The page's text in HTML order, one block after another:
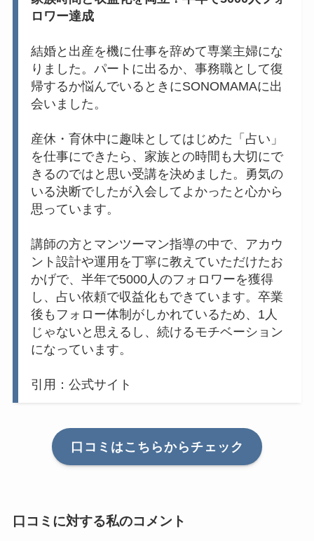
ロワー達成
結婚と出産を機に仕事を辞めて専業主婦にな
りました。パートに出るか、事務職として復
帰するか悩んでいるときにSONOMAMAに出
会いました。
産休・育休中に趣味としてはじめた「占い」
を仕事にできたら、家族との時間も大切にで
きるのではと思い受講を決めました。勇気の
いる決断でしたが入会してよかったと心から
思っています。
講師の方とマンツーマン指導の中で、アカウ
ント設計や運用を丁寧に教えていただけたお
かげで、半年で5000人のフォロワーを獲得
し、占い依頼で収益化もできています。卒業
後もフォロー体制がしかれているため、1人
じゃないと思えるし、続けるモチベーション
になっています。
引用：公式サイト
口コミはこちらからチェック
口コミに対する私のコメント